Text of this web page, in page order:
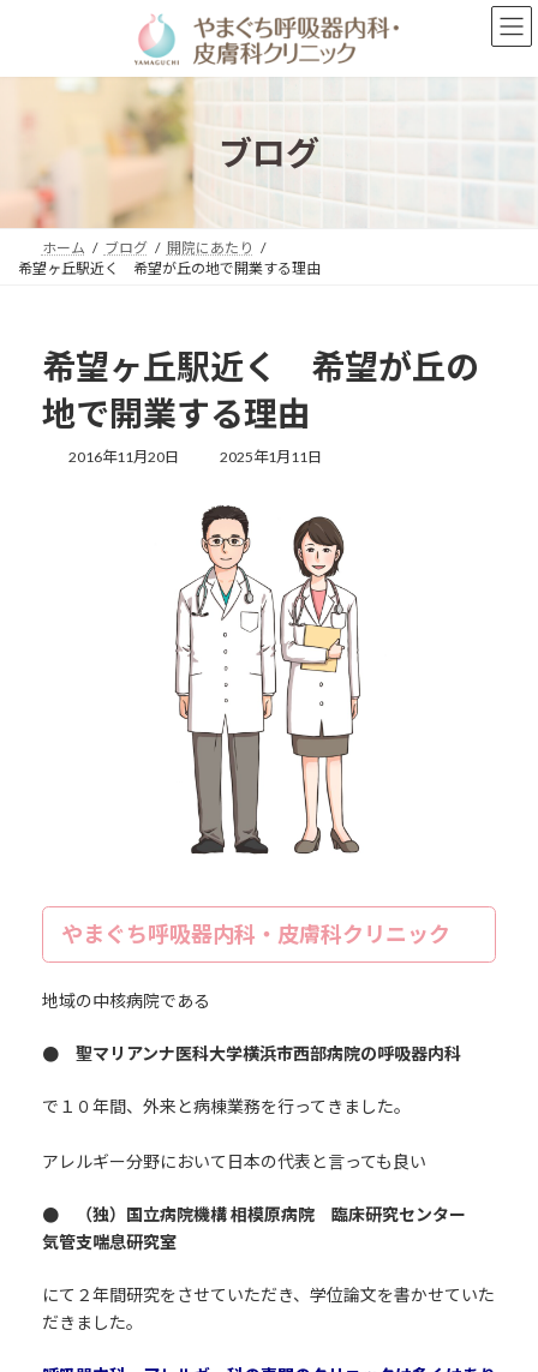
ン
プ
ー
動
ブログ
ホーム ブログ
開院にあたり
希望ヶ丘駅近く 希望が丘の地で開業する理由
希望ヶ丘駅近く 希望が丘の
地で開業する理由
2016年11月20日
最
新
日
時
:
2025年1月11日
やまぐち呼吸器内科・皮膚科クリニック
地域の中核病院である
● 聖マリアンナ医科大学横浜市西部病院の呼吸器内科
で１０年間、外来と病棟業務を行ってきました。
アレルギー分野において日本の代表と言っても良い
● （独）国立病院機構 相模原病院 臨床研究センター
気管支喘息研究室
にて２年間研究をさせていただき、学位論文を書かせていた
だきました。